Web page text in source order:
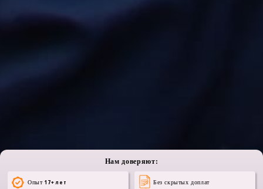
Нам доверяют:
Опыт 17+ лет Без скрытых доплат